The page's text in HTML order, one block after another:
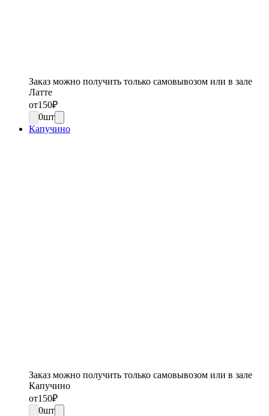
Заказ можно получить только самовывозом или в зале
Латте
от150₽
0шт
Капучино
Заказ можно получить только самовывозом или в зале
Капучино
от150₽
0шт